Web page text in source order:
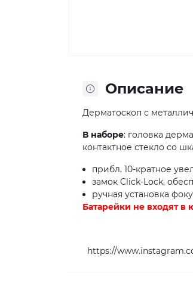
Описание
Дерматоскоп с
В наборе: головка
контактное стекло со
прибл. 10-кратное
замок Click-Lock,
ручная установка
Батарейки не входят в
https://